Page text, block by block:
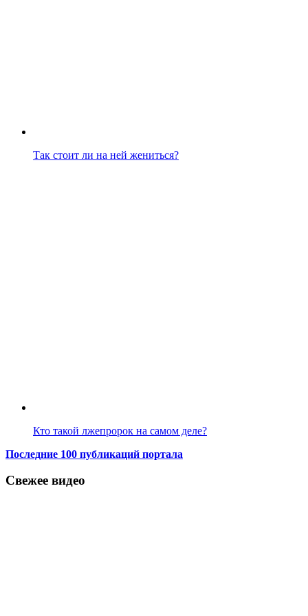
Так стоит ли на ней жениться?
Кто такой лжепророк на самом деле?
Последние 100 публикаций портала
Свежее видео